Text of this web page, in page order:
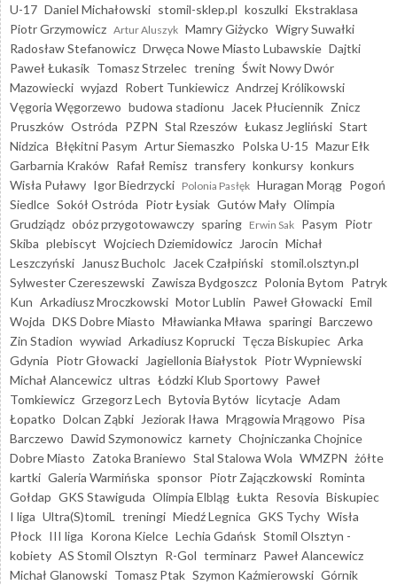
U-17 Daniel Michałowski stomil-sklep.pl koszulki Ekstraklasa
Piotr Grzymowicz Artur Aluszyk Mamry Giżycko Wigry Suwałki
Radosław Stefanowicz Drwęca Nowe Miasto Lubawskie Dajtki
Paweł Łukasik Tomasz Strzelec trening Świt Nowy Dwór
Mazowiecki wyjazd Robert Tunkiewicz Andrzej Królikowski
Vęgoria Węgorzewo budowa stadionu Jacek Płuciennik Znicz
Pruszków Ostróda PZPN Stal Rzeszów Łukasz Jegliński Start
Nidzica Błękitni Pasym Artur Siemaszko Polska U-15 Mazur Ełk
Garbarnia Kraków Rafał Remisz transfery konkursy konkurs
Wisła Puławy Igor Biedrzycki Polonia Pasłęk Huragan Morąg Pogoń
Siedlce Sokół Ostróda Piotr Łysiak Gutów Mały Olimpia
Grudziądz obóz przygotowawczy sparing Erwin Sak Pasym Piotr
Skiba plebiscyt Wojciech Dziemidowicz Jarocin Michał
Leszczyński
Janusz Bucholc Jacek Czałpiński stomil.olsztyn.pl
Sylwester Czereszewski Zawisza Bydgoszcz Polonia Bytom Patryk
Kun Arkadiusz Mroczkowski Motor Lublin Paweł Głowacki Emil
Wojda DKS Dobre Miasto Mławianka Mława sparingi Barczewo
Zin Stadion wywiad Arkadiusz Koprucki Tęcza Biskupiec Arka
Gdynia Piotr Głowacki Jagiellonia Białystok Piotr Wypniewski
Michał Alancewicz ultras Łódzki Klub Sportowy Paweł
Tomkiewicz Grzegorz Lech Bytovia Bytów licytacje Adam
Łopatko Dolcan Ząbki Jeziorak Iława Mrągowia Mrągowo Pisa
Barczewo Dawid Szymonowicz karnety Chojniczanka Chojnice
Dobre Miasto Zatoka Braniewo Stal Stalowa Wola WMZPN żółte
kartki Galeria Warmińska sponsor Piotr Zajączkowski Rominta
Gołdap GKS Stawiguda Olimpia Elbląg Łukta Resovia Biskupiec
I liga Ultra(S)tomiL treningi Miedź Legnica GKS Tychy Wisła
Płock III liga Korona Kielce Lechia Gdańsk Stomil Olsztyn -
kobiety AS Stomil Olsztyn R-Gol terminarz Paweł Alancewicz
Michał Glanowski Tomasz Ptak Szymon Kaźmierowski Górnik